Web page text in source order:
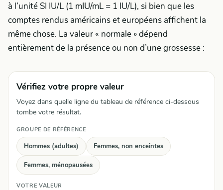
à l’unité SI IU/L (1 mIU/mL = 1 IU/L), si bien que les
comptes rendus américains et européens affichent la
même chose. La valeur « normale » dépend
entièrement de la présence ou non d’une grossesse :
Vérifiez votre propre valeur
Voyez dans quelle ligne du tableau de référence ci-dessous
tombe votre résultat.
GROUPE DE RÉFÉRENCE
Hommes (adultes) Femmes, non enceintes
Femmes, ménopausées
VOTRE VALEUR